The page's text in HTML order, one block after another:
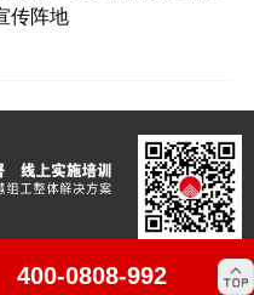
传阵地
All rights reserved.
400-0808-992